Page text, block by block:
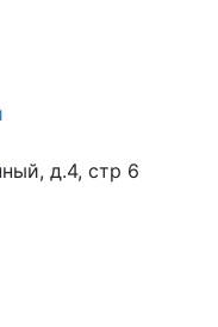
д.4, стр 6